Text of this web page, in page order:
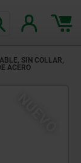
SIN COLLAR,
ACERO